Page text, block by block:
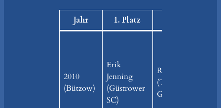
Jahr 1. Platz
2010
(Bützow)
Erik
Jenning
(Güstrower
SC)
Reno Boldt
(TTA
Gremmelin)